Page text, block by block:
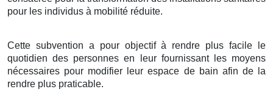
pour les individus à mobilité réduite.
Cette subvention a pour objectif à rendre plus facile le
quotidien des personnes en leur fournissant les moyens
nécessaires pour modifier leur espace de bain afin de la
rendre plus praticable.